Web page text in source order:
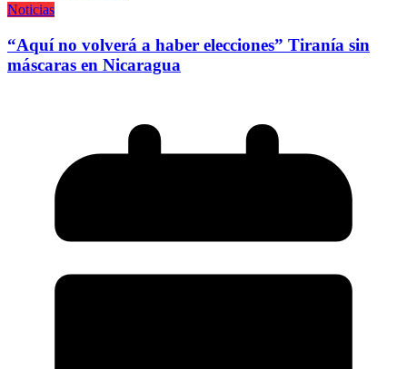
Noticias
“Aquí no volverá a haber elecciones” Tiranía sin
máscaras en Nicaragua